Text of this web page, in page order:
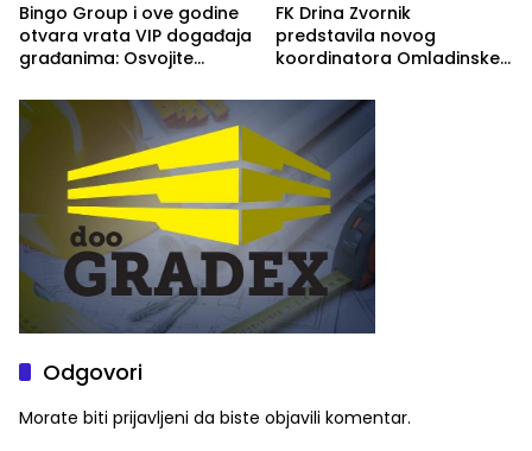
Bingo Group i ove godine
otvara vrata VIP događaja
građanima: Osvojite
Graše
FK Drina Zvornik
predstavila novog
koordinatora Omladinske
Odgovori
Morate biti prijavljeni da biste objavili komentar.